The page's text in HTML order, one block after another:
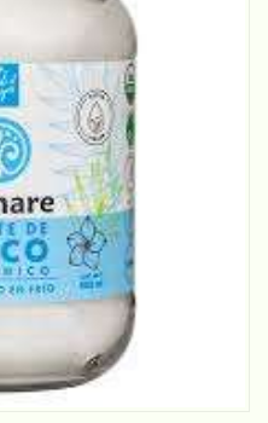
ADD